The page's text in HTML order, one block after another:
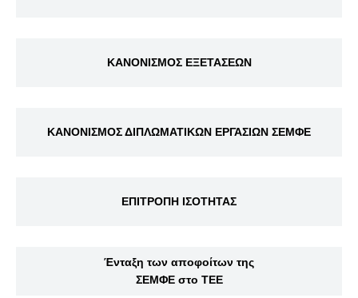
ΚΑΝΟΝΙΣΜΟΣ ΕΞΕΤΑΣΕΩΝ
ΚΑΝΟΝΙΣΜΟΣ ΔΙΠΛΩΜΑΤΙΚΩΝ ΕΡΓΑΣΙΩΝ ΣΕΜΦΕ
ΕΠΙΤΡΟΠΗ ΙΣΟΤΗΤΑΣ
Ένταξη των αποφοίτων της
ΣΕΜΦΕ στο ΤΕΕ